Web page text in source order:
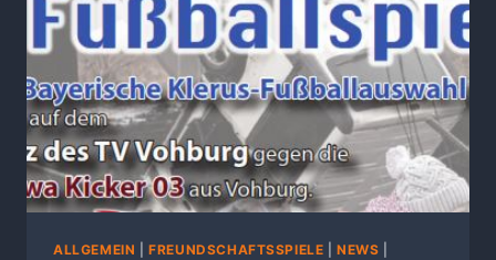
ALLGEMEIN |FREUNDSCHAFTSSPIELE |NEWS